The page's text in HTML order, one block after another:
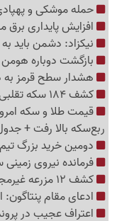
حمله موشکی و
افزایش پایداری
نیکزاد: دشمن باید
بازگشت دوباره
هشدار سطح قرمز به
کشف 184 سکه تقلبی در خراسان‌شمالی
ربع‌سکه بالا رفت +
دومین خرید بزرگ
فرمانده نیروی
کشف 12 مزرعه غیرمجاز رمزارز در اهواز
ادعای مقام